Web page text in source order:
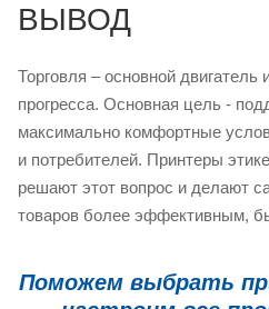
ВЫВОД
Торговля – основной двигатель
прогресса. Основная цель -
максимально комфортные
и потребителей. Принтеры
решают этот вопрос и делают
товаров более эффективным,
Поможем выбрать